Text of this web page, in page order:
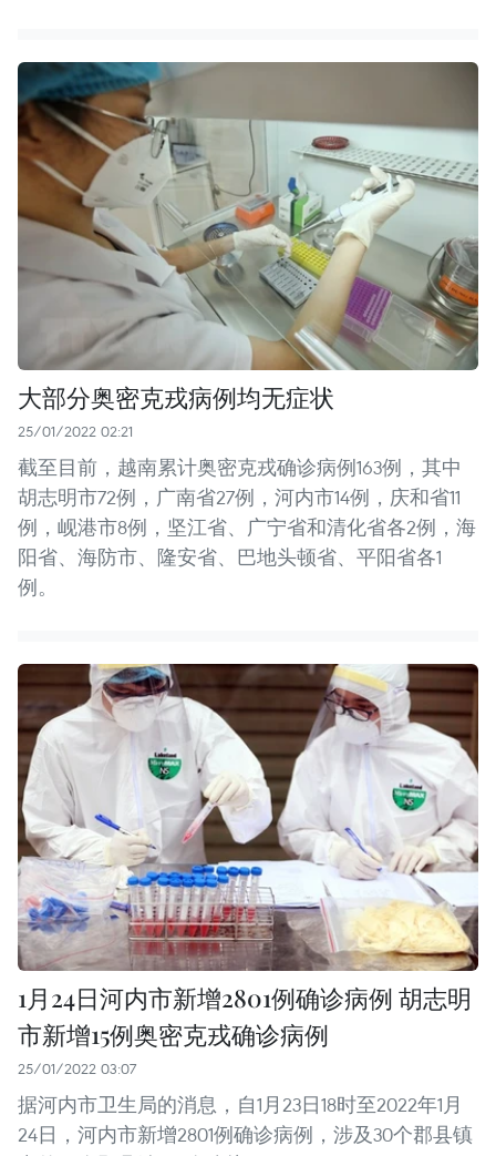
大部分奥密克戎病例均无症状
25/01/2022 02:21
截至目前，越南累计奥密克戎确诊病例163例，其中
胡志明市72例，广南省27例，河内市14例，庆和省11
例，岘港市8例，坚江省、广宁省和清化省各2例，海
阳省、海防市、隆安省、巴地头顿省、平阳省各1
例。
1月24日河内市新增2801例确诊病例 胡志明
市新增15例奥密克戎确诊病例
25/01/2022 03:07
据河内市卫生局的消息，自1月23日18时至2022年1月
24日，河内市新增2801例确诊病例，涉及30个郡县镇